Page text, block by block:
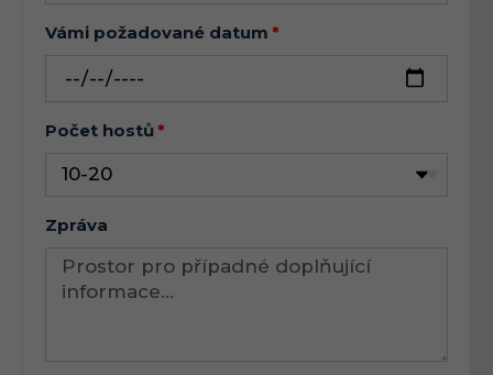
Vámi požadované datum
Počet hostů
Zpráva